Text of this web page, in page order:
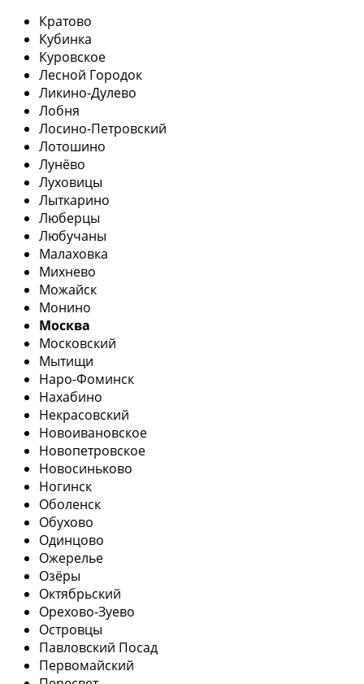
Кратово
Кубинка
Куровское
Лесной Городок
Ликино-Дулево
Лобня
Лосино-Петровский
Лотошино
Лунёво
Луховицы
Лыткарино
Люберцы
Любучаны
Малаховка
Михнево
Можайск
Монино
Москва
Московский
Мытищи
Наро-Фоминск
Нахабино
Некрасовский
Новоивановское
Новопетровское
Новосиньково
Ногинск
Оболенск
Обухово
Одинцово
Ожерелье
Озёры
Октябрьский
Орехово-Зуево
Островцы
Павловский Посад
Первомайский